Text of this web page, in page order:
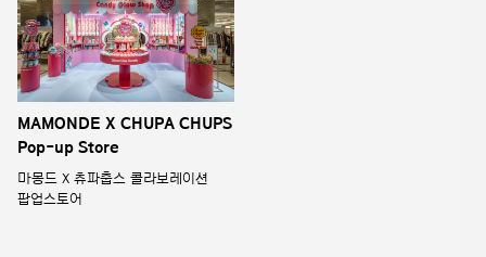
MAMONDE X CHUPA CHUPS
Pop-up Store
마몽드 X 츄파춥스 콜라보레이션
팝업스토어